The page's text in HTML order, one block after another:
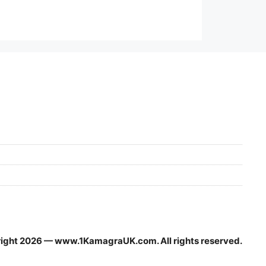
2026 — www.1KamagraUK.com. All rights reserved.